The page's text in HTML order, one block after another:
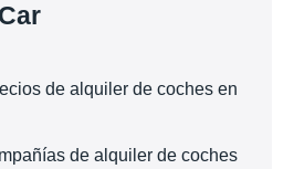
de alquiler de coches en
de alquiler de coches